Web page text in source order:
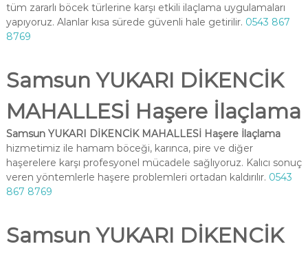
tüm zararlı böcek türlerine karşı etkili ilaçlama uygulamaları
yapıyoruz. Alanlar kısa sürede güvenli hale getirilir. 0543 867
8769
Samsun YUKARI DİKENCİK
MAHALLESİ Haşere İlaçlama
Samsun YUKARI DİKENCİK MAHALLESİ Haşere İlaçlama
hizmetimiz ile hamam böceği, karınca, pire ve diğer
haşerelere karşı profesyonel mücadele sağlıyoruz. Kalıcı sonuç
veren yöntemlerle haşere problemleri ortadan kaldırılır. 0543
867 8769
Samsun YUKARI DİKENCİK